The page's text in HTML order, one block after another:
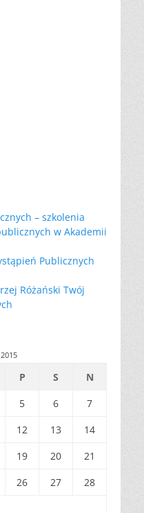
– szkolenia
w Akademii
Publicznych
Różański Twój
P S
N
5 6
7
12 13
14
19 20
21
26 27
28